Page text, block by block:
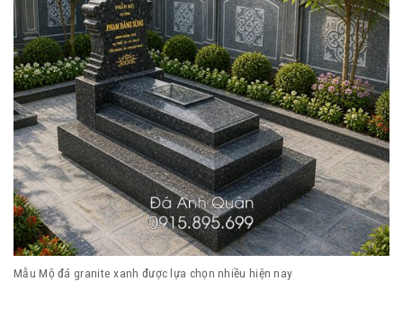
Mẫu Mộ đá granite xanh được lựa chọn nhiều hiện nay